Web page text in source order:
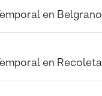
en Belgrano
en Recoleta